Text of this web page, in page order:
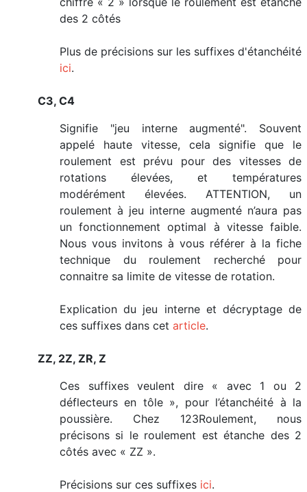
des 2 côtés
Plus de précisions sur les suffixes d'étanchéité
ici.
C3, C4
Signifie "jeu interne augmenté". Souvent
appelé haute vitesse, cela signifie que le
roulement est prévu pour des vitesses de
rotations élevées, et températures
modérément élevées. ATTENTION, un
roulement à jeu interne augmenté n’aura pas
un fonctionnement optimal à vitesse faible.
Nous vous invitons à vous référer à la fiche
technique du roulement recherché pour
connaitre sa limite de vitesse de rotation.
Explication du jeu interne et décryptage de
ces suffixes dans cet article.
ZZ, 2Z, ZR, Z
Ces suffixes veulent dire « avec 1 ou 2
déflecteurs en tôle », pour l’étanchéité à la
poussière. Chez 123Roulement, nous
précisons si le roulement est étanche des 2
côtés avec « ZZ ».
Précisions sur ces suffixes ici.